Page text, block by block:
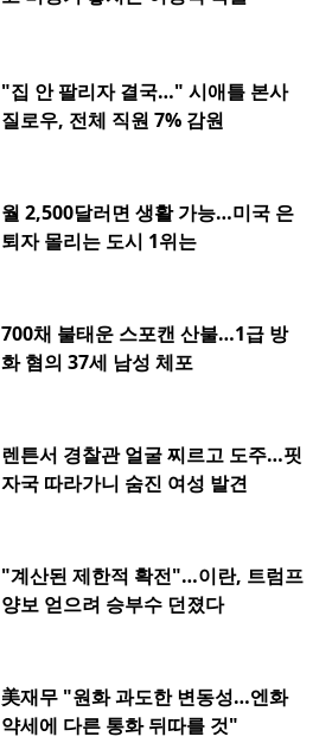
"집 안 팔리자 결국…" 시애틀 본사
질로우, 전체 직원 7% 감원
월 2,500달러면 생활 가능…미국 은
퇴자 몰리는 도시 1위는
700채 불태운 스포캔 산불…1급 방
화 혐의 37세 남성 체포
렌튼서 경찰관 얼굴 찌르고 도주…핏
자국 따라가니 숨진 여성 발견
"계산된 제한적 확전"…이란, 트럼프
양보 얻으려 승부수 던졌다
美재무 "원화 과도한 변동성…엔화
약세에 다른 통화 뒤따를 것"